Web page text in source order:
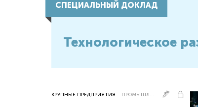
СПЕЦИАЛЬНЫЙ ДОКЛАД
Технологическое
КРУПНЫЕ ПРЕДПРИЯТИЯ ПРОМЫШЛЕННОСТЬ